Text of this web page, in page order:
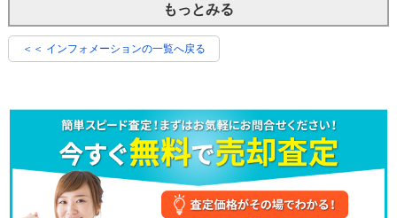
もっとみる
＜＜ インフォメーションの一覧へ戻る